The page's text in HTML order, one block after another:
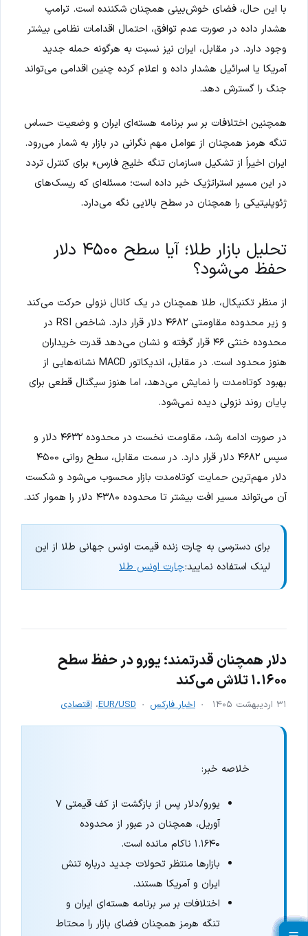
با این حال، فضای خوش‌بینی همچنان شکننده است. ترامپ
هشدار داده در صورت عدم توافق، احتمال اقدامات نظامی بیشتر
وجود دارد. در مقابل، ایران نیز نسبت به هرگونه حمله جدید
آمریکا یا اسرائیل هشدار داده و اعلام کرده چنین اقدامی می‌تواند
جنگ را گسترش دهد.
همچنین اختلافات بر سر برنامه هسته‌ای ایران و وضعیت حساس
تنگه هرمز همچنان از عوامل مهم نگرانی در بازار به شمار می‌رود.
ایران اخیراً از تشکیل «سازمان تنگه خلیج فارس» برای کنترل تردد
در این مسیر استراتژیک خبر داده است؛ مسئله‌ای که ریسک‌های
ژئوپلیتیکی را همچنان در سطح بالایی نگه می‌دارد.
تحلیل بازار طلا؛ آیا سطح ۴۵۰۰ دلار
حفظ می‌شود؟
از منظر تکنیکال، طلا همچنان در یک کانال نزولی حرکت می‌کند
و زیر محدوده مقاومتی ۴۶۸۲ دلار قرار دارد. شاخص RSI در
محدوده خنثی ۴۶ قرار گرفته و نشان می‌دهد قدرت خریداران
هنوز محدود است. در مقابل، اندیکاتور MACD نشانه‌هایی از
بهبود کوتاه‌مدت را نمایش می‌دهد، اما هنوز سیگنال قطعی برای
پایان روند نزولی دیده نمی‌شود.
در صورت ادامه رشد، مقاومت نخست در محدوده ۴۶۳۲ دلار و
سپس ۴۶۸۲ دلار قرار دارد. در سمت مقابل، سطح روانی ۴۵۰۰
دلار مهم‌ترین حمایت کوتاه‌مدت بازار محسوب می‌شود و شکست
آن می‌تواند مسیر افت بیشتر تا محدوده ۴۳۸۰ دلار را هموار کند.
برای دسترسی به چارت زنده قیمت اونس جهانی طلا از این
لینک استفاده نمایید:چارت اونس طلا
دلار همچنان قدرتمند؛ یورو در حفظ سطح
۱.۱۶۰۰ تلاش می‌کند
۳۱ اردیبهشت ۱۴۰۵ اخبار فارکس EUR/USD، اقتصادی
خلاصه خبر:
یورو/دلار پس از بازگشت از کف قیمتی ۷
آوریل، همچنان در عبور از محدوده
۱.۱۶۴۰ ناکام مانده است.
بازارها منتظر تحولات جدید درباره تنش
ایران و آمریکا هستند.
اختلافات بر سر برنامه هسته‌ای ایران و
تنگه هرمز همچنان فضای بازار را محتاط